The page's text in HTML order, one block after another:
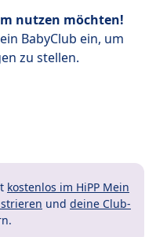
nutzen möchten!
BabyClub ein, um
zu stellen.
kostenlos im HiPP Mein
und deine Club-